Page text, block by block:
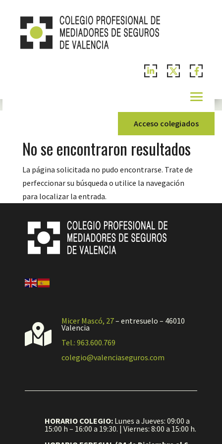
Acceso colegiados
No se encontraron resultados
La página solicitada no pudo encontrarse. Trate de
perfeccionar su búsqueda o utilice la navegación
para localizar la entrada.

Micer Mascó, 27– entresuelo – 46010
Valencia
Tel.: 963.600.769
colegio@valenciaseguros.com
HORARIO COLEGIO: Lunes a Jueves: 09:00 a
15:00 h – 16:00 a 19:30. | Viernes: 8:00 a 15:00 h.